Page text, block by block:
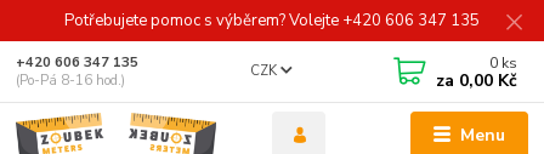
Potřebujete pomoc s výběrem? Volejte +420 606 347 135
Menu
CZK
+420 606 347 135
(Po-Pá 8-16 hod.)
0 ks
za 0,00 Kč